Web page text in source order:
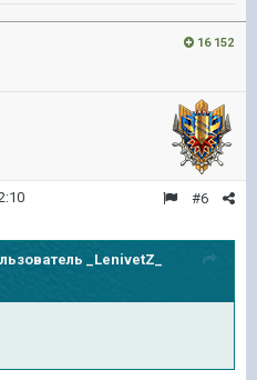
16 152
#6
_LenivetZ_